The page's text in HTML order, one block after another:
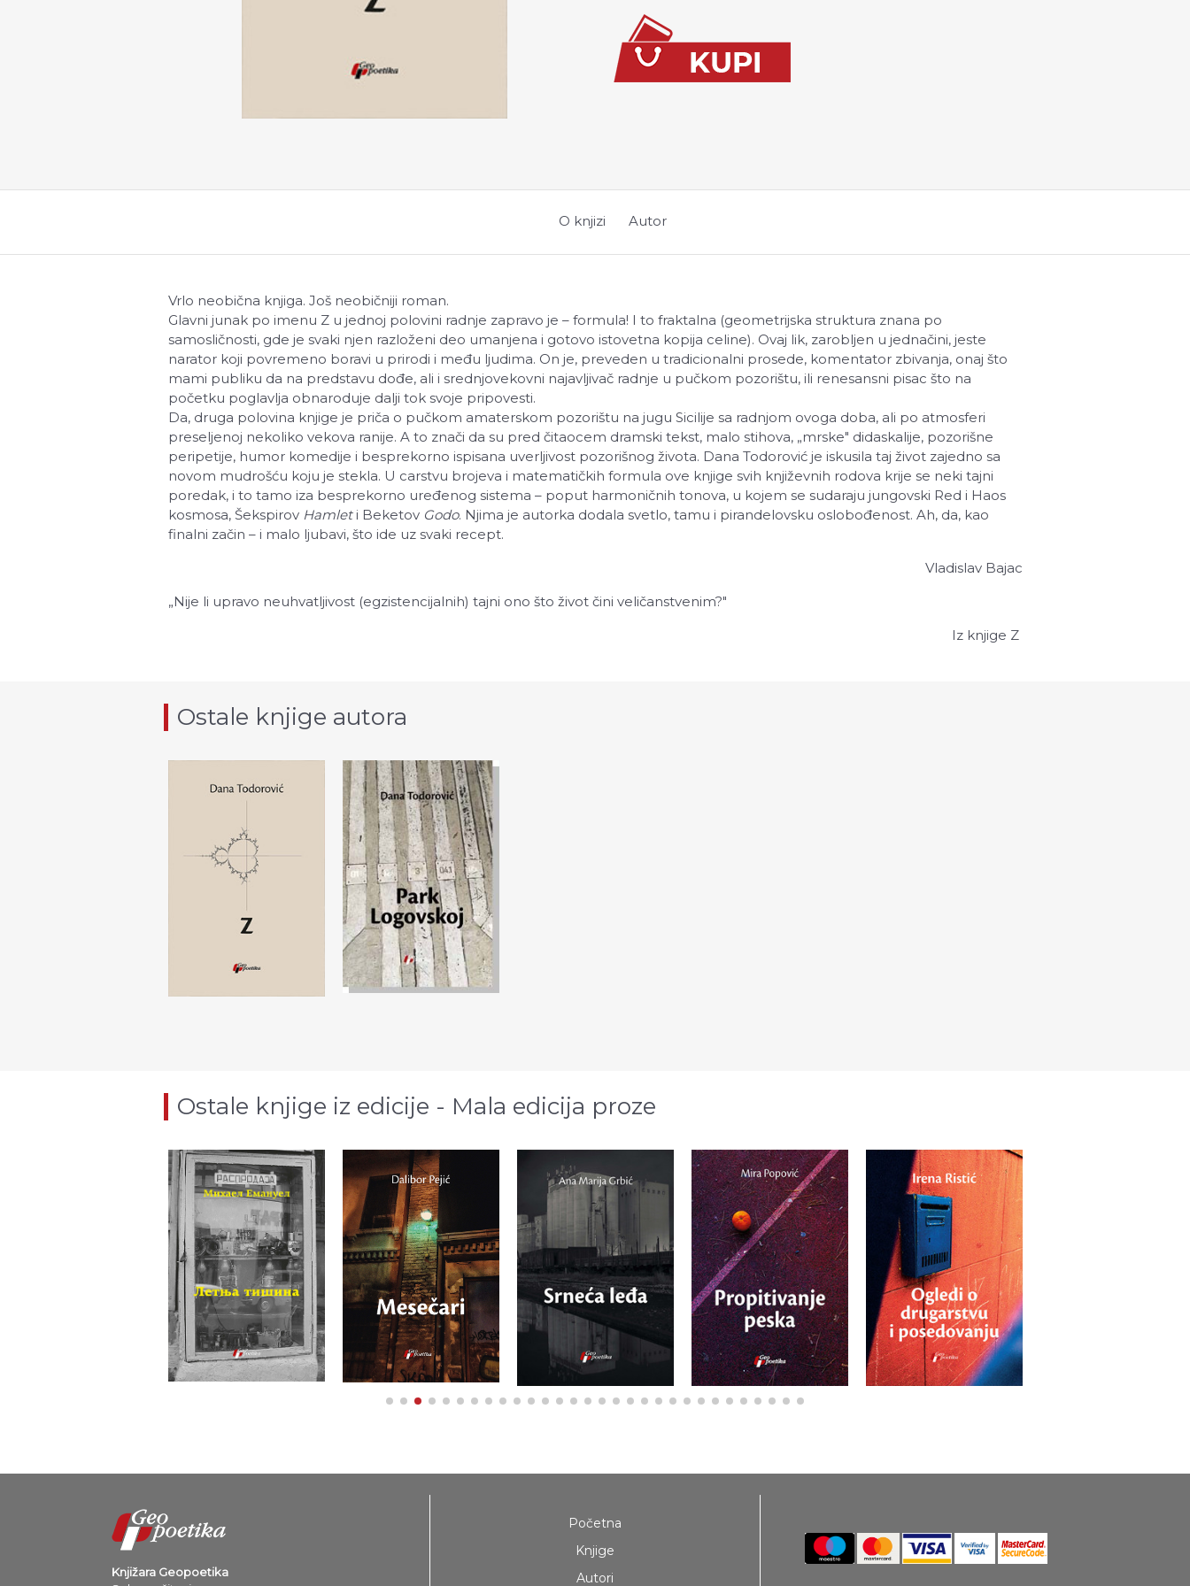
O knjizi Autor
Vrlo neobična knjiga. Još neobičniji roman.
Glavni junak po imenu Z u jednoj polovini radnje zapravo je – formula! I to fraktalna (geometrijska struktura znana po
samosličnosti, gde je svaki njen razloženi deo umanjena i gotovo istovetna kopija celine). Ovaj lik, zarobljen u jednačini, jeste
narator koji povremeno boravi u prirodi i među ljudima. On je, preveden u tradicionalni prosede, komentator zbivanja, onaj što
mami publiku da na predstavu dođe, ali i srednjovekovni najavljivač radnje u pučkom pozorištu, ili renesansni pisac što na
početku poglavlja obnaroduje dalji tok svoje pripovesti.
Da, druga polovina knjige je priča o pučkom amaterskom pozorištu na jugu Sicilije sa radnjom ovoga doba, ali po atmosferi
preseljenoj nekoliko vekova ranije. A to znači da su pred čitaocem dramski tekst, malo stihova, „mrske" didaskalije, pozorišne
peripetije, humor komedije i besprekorno ispisana uverljivost pozorišnog života. Dana Todorović je iskusila taj život zajedno sa
novom mudrošću koju je stekla. U carstvu brojeva i matematičkih formula ove knjige svih književnih rodova krije se neki tajni
poredak, i to tamo iza besprekorno uređenog sistema – poput harmoničnih tonova, u kojem se sudaraju jungovski Red i Haos
kosmosa, ŠekspirovHamleti Beketov Godo. Njima je autorka dodala svetlo, tamu i pirandelovsku oslobođenost. Ah, da, kao
finalni začin – i malo ljubavi, što ide uz svaki recept.
Vladislav Bajac
„Nije li upravo neuhvatljivost (egzistencijalnih) tajni ono što život čini veličanstvenim?"
Iz knjige Z
Ostale knjige autora
Ostale knjige iz edicije - Mala edicija proze
Knjižara Geopoetika
Početna
Knjige
Autori